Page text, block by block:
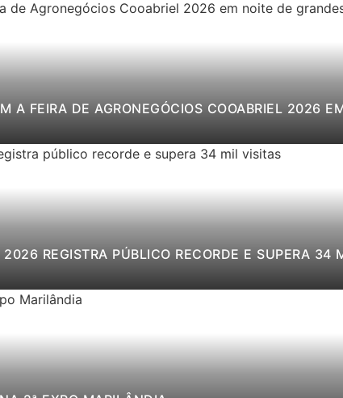
A FEIRA DE AGRONEGÓCIOS COOABRIEL 2026
REGISTRA PÚBLICO RECORDE E SUPERA 34